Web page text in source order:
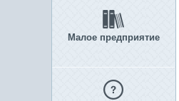
Малое предприятие